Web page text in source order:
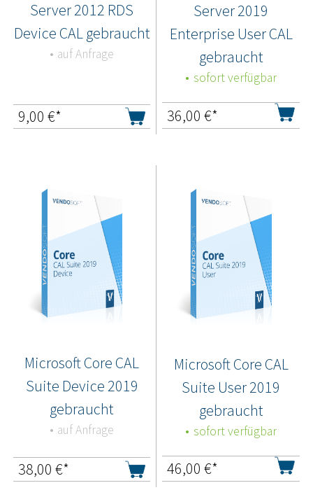
Server 2012 RDS
Device CAL gebraucht
auf Anfrage
9,00 €*
Server 2019
Enterprise User CAL
gebraucht
sofort verfügbar
36,00 €*
Microsoft Core CAL
Suite Device 2019
gebraucht
auf Anfrage
38,00 €*
Microsoft Core CAL
Suite User 2019
gebraucht
sofort verfügbar
46,00 €*